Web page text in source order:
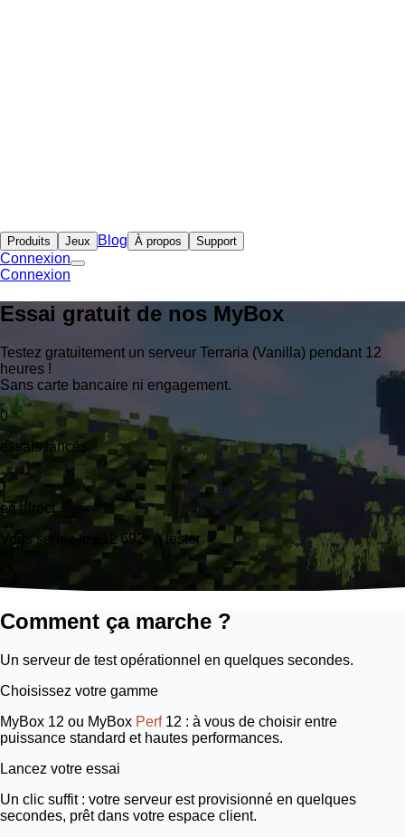
Produits Jeux Blog À propos Support
Connexion
Connexion
Essai gratuit de nos MyBox
Testez gratuitement un serveur Terraria (Vanilla) pendant 12
heures !
Sans carte bancaire ni engagement.
0
essais lancés
en direct
Vous seriez le 112 692ᵉ à tester
Comment ça marche ?
Un serveur de test opérationnel en quelques secondes.
Choisissez votre gamme
MyBox 12 ou MyBox Perf 12 : à vous de choisir entre
puissance standard et hautes performances.
Lancez votre essai
Un clic suffit : votre serveur est provisionné en quelques
secondes, prêt dans votre espace client.